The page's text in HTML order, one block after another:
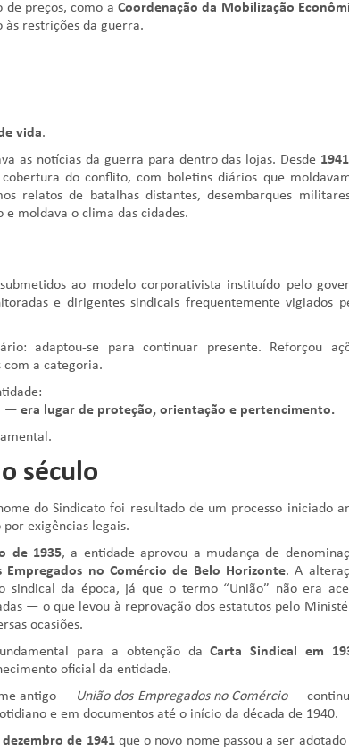
preços, como a Coordenação da Mobilização
às restrições da guerra.
vida.
as notícias da guerra para dentro das lojas. Desde 1941
do conflito, com boletins diários que
relatos de batalhas distantes, desembarques
e moldava o clima das cidades.
ao modelo corporativista instituído pelo
e dirigentes sindicais frequentemente vigiados
adaptou-se para continuar presente. Reforçou
com a categoria.
— era lugar de proteção, orientação e pertencimento.
século
do Sindicato foi resultado de um processo iniciado
exigências legais.
de 1935, a entidade aprovou a mudança de
Empregados no Comércio de Belo Horizonte. A
sindical da época, já que o termo “União” não era
— o que levou à reprovação dos estatutos pelo
ocasiões.
para a obtenção daCarta Sindical em
oficial da entidade.
antigo — União dos Empregados no Comércio—
e em documentos até o início da década de 1940.
dezembro de 1941que o novo nome passou a ser adotado